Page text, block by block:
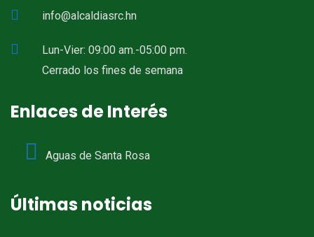
info@alcaldiasrc.hn
Lun-Vier: 09:00 am.-05:00 pm.
Cerrado los fines de semana
Enlaces de Interés
Aguas de Santa Rosa
Últimas noticias